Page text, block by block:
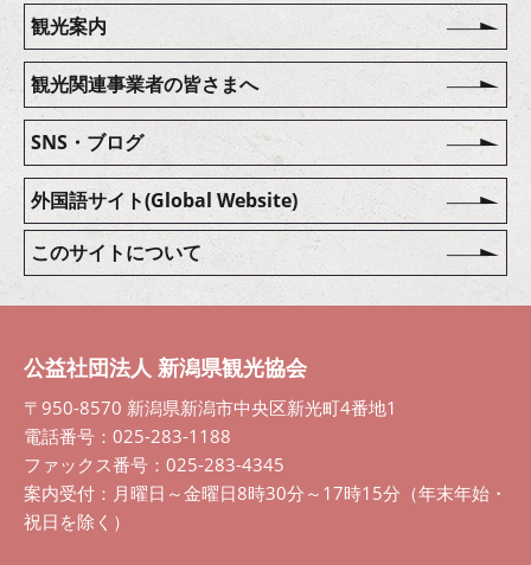
観光案内
観光関連事業者の皆さまへ
SNS・ブログ
外国語サイト(Global Website)
このサイトについて
公益社団法人 新潟県観光協会
〒950-8570 新潟県新潟市中央区新光町4番地1
電話番号：025-283-1188
ファックス番号：025-283-4345
案内受付：月曜日～金曜日8時30分～17時15分（年末年始・
祝日を除く）